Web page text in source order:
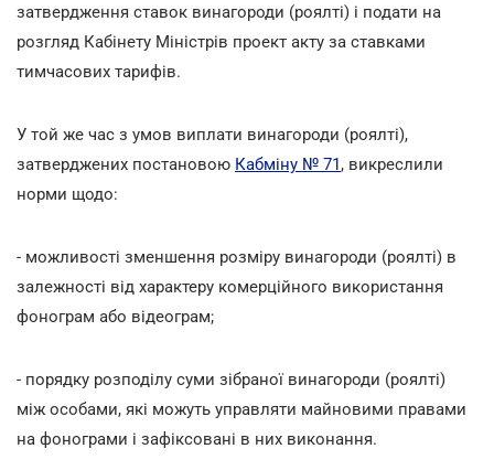
затвердження ставок винагороди (роялті) і подати на
розгляд Кабінету Міністрів проект акту за ставками
тимчасових тарифів.
У той же час з умов виплати винагороди (роялті),
затверджених постановою Кабміну № 71, викреслили
норми щодо:
- можливості зменшення розміру винагороди (роялті) в
залежності від характеру комерційного використання
фонограм або відеограм;
- порядку розподілу суми зібраної винагороди (роялті)
між особами, які можуть управляти майновими правами
на фонограми і зафіксовані в них виконання.